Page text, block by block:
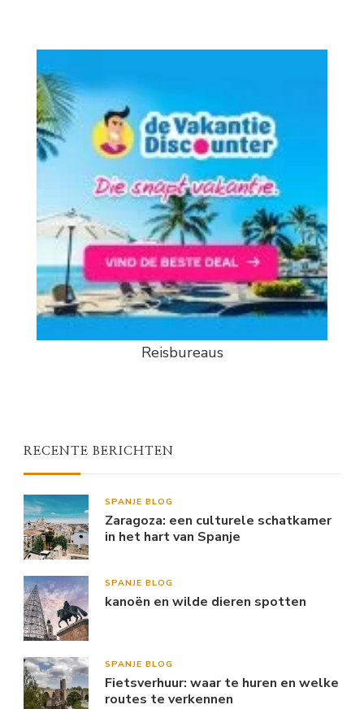
Reisbureaus
RECENTE BERICHTEN
SPANJE BLOG
Zaragoza: een culturele schatkamer
in het hart van Spanje
SPANJE BLOG
kanoën en wilde dieren spotten
SPANJE BLOG
Fietsverhuur: waar te huren en welke
routes te verkennen